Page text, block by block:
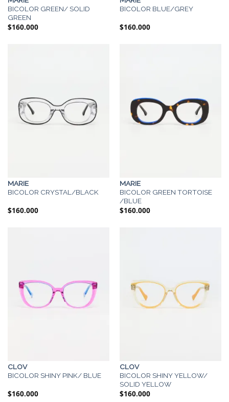
BICOLOR GREEN/ SOLID
GREEN
$160.000
BICOLOR BLUE/GREY
$160.000
MARIE
BICOLOR CRYSTAL/BLACK
$160.000
MARIE
BICOLOR GREEN TORTOISE
/BLUE
$160.000
CLOV
BICOLOR SHINY PINK/ BLUE
$160.000
CLOV
BICOLOR SHINY YELLOW/
SOLID YELLOW
$160.000